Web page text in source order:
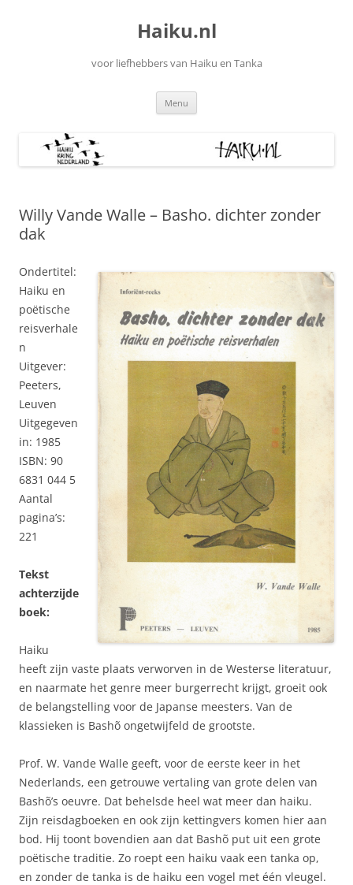
Haiku.nl
voor liefhebbers van Haiku en Tanka
Menu
Willy Vande Walle – Basho. dichter zonder
dak
Ondertitel:
Haiku en
poëtische
reisverhale
n
Uitgever:
Peeters,
Leuven
Uitgegeven
in: 1985
ISBN: 90
6831 044 5
Aantal
pagina’s:
221
Tekst
achterzijde
boek:
Haiku
heeft zijn vaste plaats verworven in de Westerse literatuur,
en naarmate het genre meer burgerrecht krijgt, groeit ook
de belangstelling voor de Japanse meesters. Van de
klassieken is Bashõ ongetwijfeld de grootste.
Prof. W. Vande Walle geeft, voor de eerste keer in het
Nederlands, een getrouwe vertaling van grote delen van
Bashõ’s oeuvre. Dat behelsde heel wat meer dan haiku.
Zijn reisdagboeken en ook zijn kettingvers komen hier aan
bod. Hij toont bovendien aan dat Bashõ put uit een grote
poëtische traditie. Zo roept een haiku vaak een tanka op,
en zonder de tanka is de haiku een vogel met één vleugel.